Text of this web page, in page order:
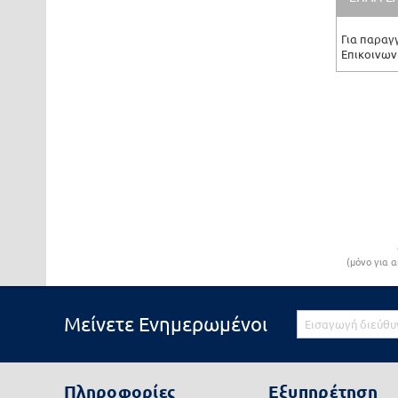
Για
(μόνο για
Μείνετε Ενημερωμένοι
Πληροφορίες Εξυπηρέτηση